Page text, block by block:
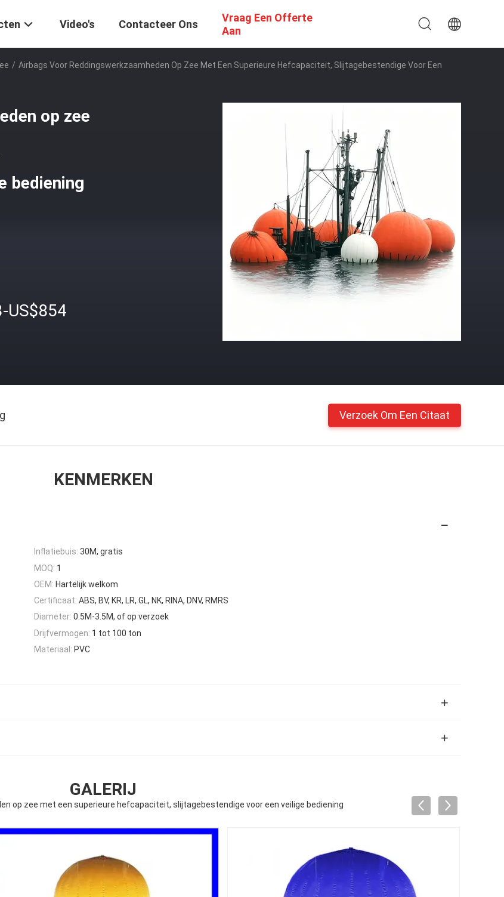
Video's Contacteer Ons
Vraag Een Offerte
Aan
/ Airbags Voor Reddingswerkzaamheden Op Zee Met Een Superieure Hefcapaciteit, Slijtagebestendige Voor Een
op zee
bediening
US$854
Verzoek Om Een Citaat
KENMERKEN
Inflatiebuis: 30M, gratis
MOQ: 1
OEM: Hartelijk welkom
Certificaat: ABS, BV, KR, LR, GL, NK, RINA, DNV, RMRS
Diameter: 0.5M-3.5M, of op verzoek
Drijfvermogen: 1 tot 100 ton
Materiaal: PVC
GALERIJ
op zee met een superieure hefcapaciteit, slijtagebestendige voor een veilige bediening